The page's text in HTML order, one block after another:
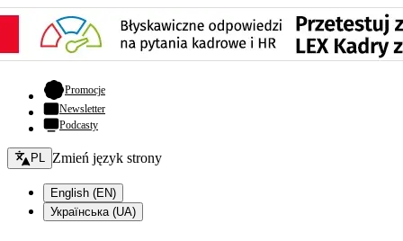
Promocje- otwiera się w nowej karcie
Newsletter
Podcasty
Zmień język - bieżący:
PL Zmień język strony
English (EN)
Українська (UA)